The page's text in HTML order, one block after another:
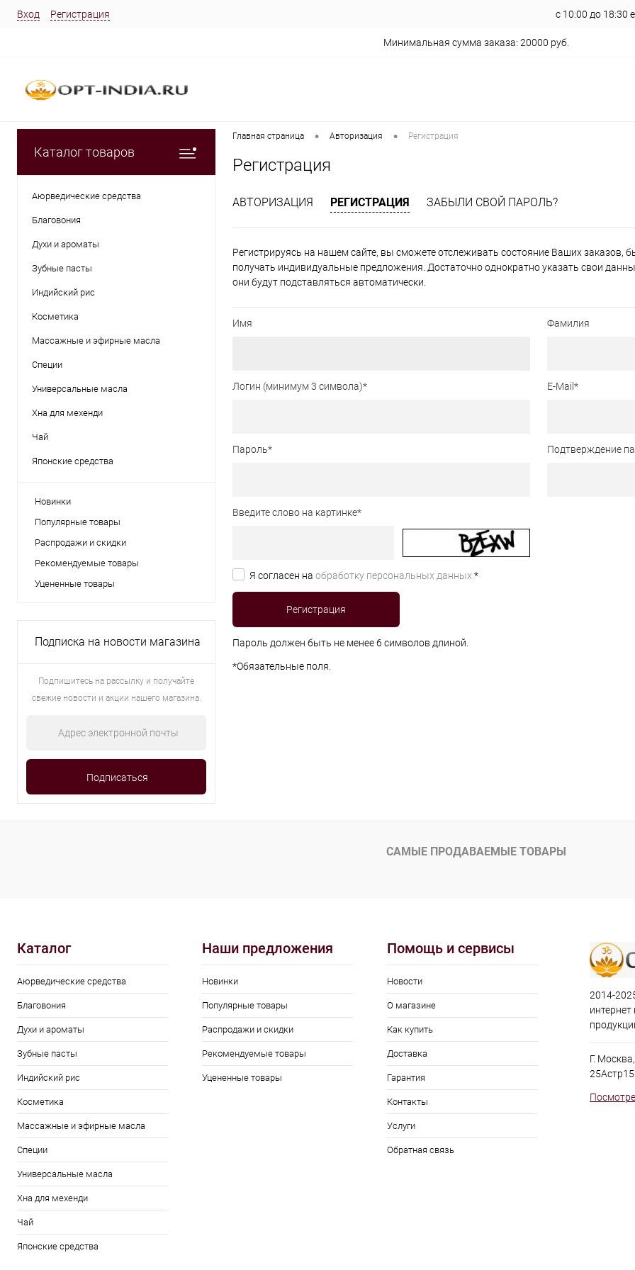
Вход Регистрация с 10:00 до 18:30
Минимальная сумма заказа: 20000 руб.
Каталог товаров
Аюрведические средства
Благовония
Духи и ароматы
Зубные пасты
Индийский рис
Косметика
Массажные и эфирные масла
Специи
Универсальные масла
Хна для мехенди
Чай
Японские средства
Новинки
Популярные товары
Распродажи и скидки
Рекомендуемые товары
Уцененные товары
Подписка на новости магазина
Подпишитесь на рассылку и получайте
свежие новости и акции нашего магазина.
Главная страница • Авторизация • Регистрация
Регистрация
АВТОРИЗАЦИЯ РЕГИСТРАЦИЯ ЗАБЫЛИ СВОЙ ПАРОЛЬ?
Регистрируясь на нашем сайте, вы сможете отслеживать состояние Ваших заказов,
получать индивидуальные предложения. Достаточно однократно указать свои
они будут подставляться автоматически.
Имя Фамилия
Логин (минимум 3 символа)* E-Mail *
Пароль* Подтверждение
Введите слово на картинке*
Я согласен на обработку персональных данных.*
Пароль должен быть не менее 6 символов длиной.
*Обязательные поля.
САМЫЕ ПРОДАВАЕМЫЕ ТОВАРЫ
Каталог
Аюрведические средства
Благовония
Духи и ароматы
Зубные пасты
Индийский рис
Косметика
Массажные и эфирные масла
Специи
Универсальные масла
Хна для мехенди
Чай
Японские средства
Наши предложения
Новинки
Популярные товары
Распродажи и скидки
Рекомендуемые товары
Уцененные товары
Помощь и сервисы
Новости
О магазине
Как купить
Доставка
Гарантия
Контакты
Услуги
Обратная связь
2014-
Г.
25Астр15